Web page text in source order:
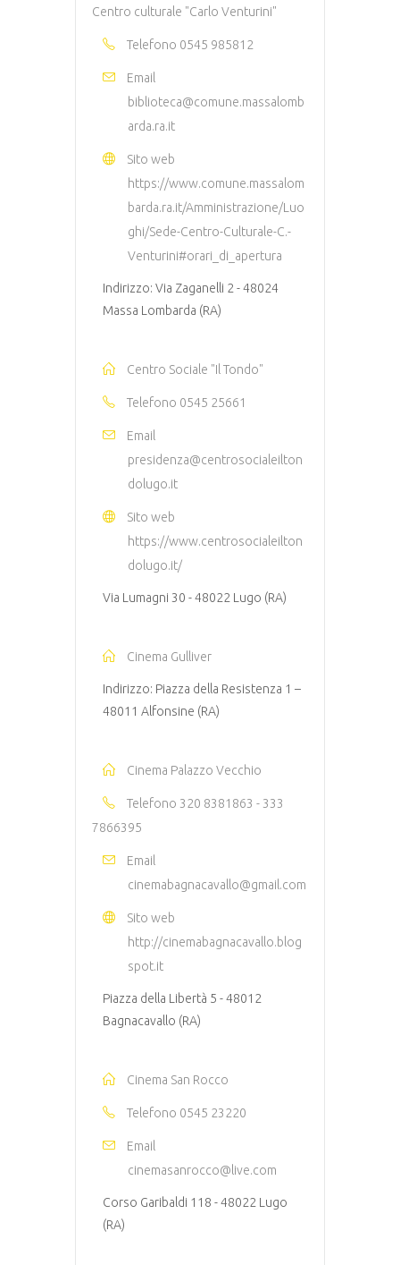
Centro culturale "Carlo Venturini"
Telefono 0545 985812
Email
biblioteca@comune.massalomb
arda.ra.it
Sito web
https://www.comune.massalom
barda.ra.it/Amministrazione/Luo
ghi/Sede-Centro-Culturale-C.-
Venturini#orari_di_apertura
Indirizzo: Via Zaganelli 2 - 48024
Massa Lombarda (RA)
Centro Sociale "Il Tondo"
Telefono 0545 25661
Email
presidenza@centrosocialeilton
dolugo.it
Sito web
https://www.centrosocialeilton
dolugo.it/
Via Lumagni 30 - 48022 Lugo (RA)
Cinema Gulliver
Indirizzo: Piazza della Resistenza 1 –
48011 Alfonsine (RA)
Cinema Palazzo Vecchio
Telefono 320 8381863 - 333
7866395
Email
cinemabagnacavallo@gmail.com
Sito web
http://cinemabagnacavallo.blog
spot.it
Piazza della Libertà 5 - 48012
Bagnacavallo (RA)
Cinema San Rocco
Telefono 0545 23220
Email
cinemasanrocco@live.com
Corso Garibaldi 118 - 48022 Lugo
(RA)